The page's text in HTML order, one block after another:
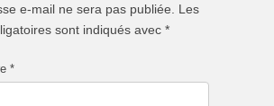
e-mail ne sera pas publiée.
Les
sont indiqués avec *
*